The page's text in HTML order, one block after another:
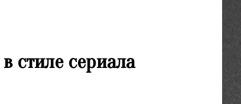
стиле сериала